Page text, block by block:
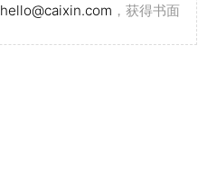
hello@caixin.com ，获得书面